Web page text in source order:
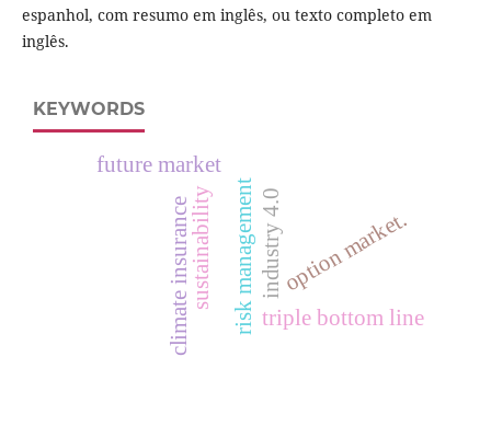
espanhol, com resumo em inglês, ou texto completo em
inglês.
KEYWORDS
industry 4.0
risk management
sustainability
triple bottom line
climate insurance
future market
option market.